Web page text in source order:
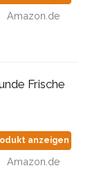
Amazon.de
Frische
anzeigen
Amazon.de